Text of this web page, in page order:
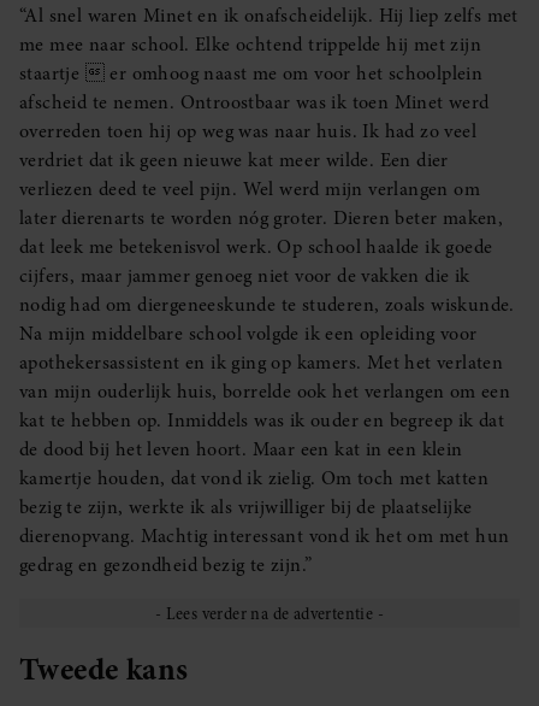
“Al snel waren Minet en ik onafscheidelijk. Hij liep zelfs met
me mee naar school. Elke ochtend trippelde hij met zijn
staartje  er omhoog naast me om voor het schoolplein
afscheid te nemen. Ontroostbaar was ik toen Minet werd
overreden toen hij op weg was naar huis. Ik had zo veel
verdriet dat ik geen nieuwe kat meer wilde. Een dier
verliezen deed te veel pijn. Wel werd mijn verlangen om
later dierenarts te worden nóg groter. Dieren beter maken,
dat leek me betekenisvol werk. Op school haalde ik goede
cijfers, maar jammer genoeg niet voor de vakken die ik
nodig had om diergeneeskunde te studeren, zoals wiskunde.
Na mijn middelbare school volgde ik een opleiding voor
apothekersassistent en ik ging op kamers. Met het verlaten
van mijn ouderlijk huis, borrelde ook het verlangen om een
kat te hebben op. Inmiddels was ik ouder en begreep ik dat
de dood bij het leven hoort. Maar een kat in een klein
kamertje houden, dat vond ik zielig. Om toch met katten
bezig te zijn, werkte ik als vrijwilliger bij de plaatselijke
dierenopvang. Machtig interessant vond ik het om met hun
gedrag en gezondheid bezig te zijn.”
Tweede kans